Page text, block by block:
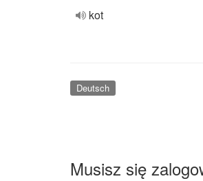
kot
Deutsch
Musisz się